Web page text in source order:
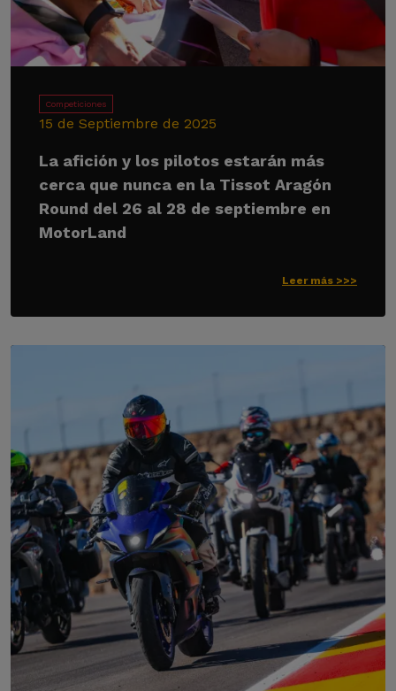
Competiciones
15 de Septiembre de 2025
La afición y los pilotos estarán más
cerca que nunca en la Tissot Aragón
Round del 26 al 28 de septiembre en
MotorLand
Leer más >>>